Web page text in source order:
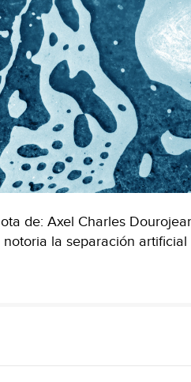
de: Axel Charles
la separación